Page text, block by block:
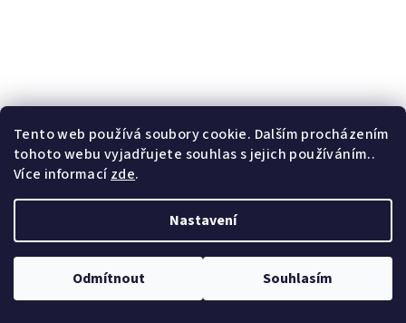
Tento web používá soubory cookie. Dalším procházením
tohoto webu vyjadřujete souhlas s jejich používáním..
Více informacízde.
Nastavení
Odmítnout Souhlasím
Termo kelímek s potiskem – růže
449 Kč
Skladem
Do košíku